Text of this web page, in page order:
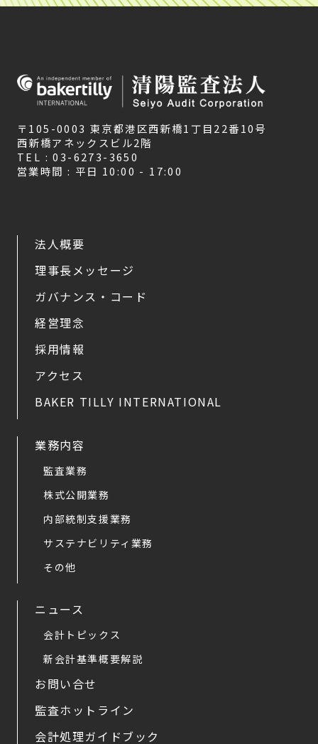
〒105-0003 東京都港区西新橋1丁目22番10号
西新橋アネックスビル2階
TEL : 03-6273-3650
営業時間 : 平日 10:00 - 17:00
法人概要
理事長メッセージ
ガバナンス・コード
経営理念
採用情報
アクセス
BAKER TILLY INTERNATIONAL
業務内容
監査業務
株式公開業務
内部統制支援業務
サステナビリティ業務
その他
ニュース
会計トピックス
新会計基準概要解説
お問い合せ
監査ホットライン
会計処理ガイドブック